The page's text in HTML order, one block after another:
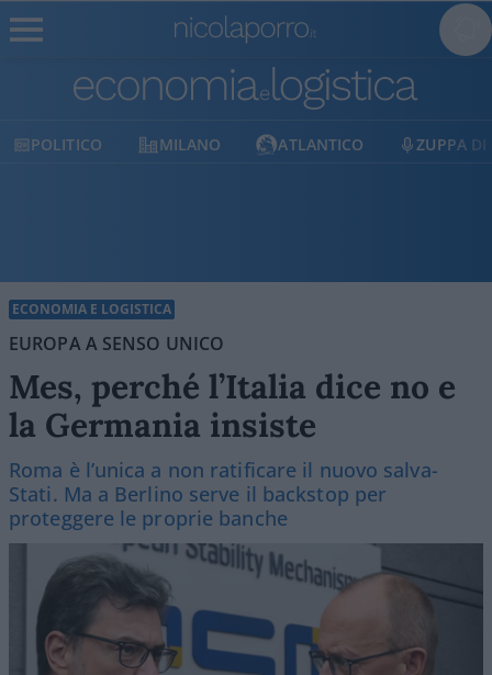
MILANO ATLANTICO ZUPPA DI PORRO
ECONOMIA E LOGISTICA
EUROPA A SENSO UNICO
Mes, perché l’Italia dice no e
la Germania insiste
Roma è l’unica a non ratificare il nuovo salva-
Stati. Ma a Berlino serve il backstop per
proteggere le proprie banche